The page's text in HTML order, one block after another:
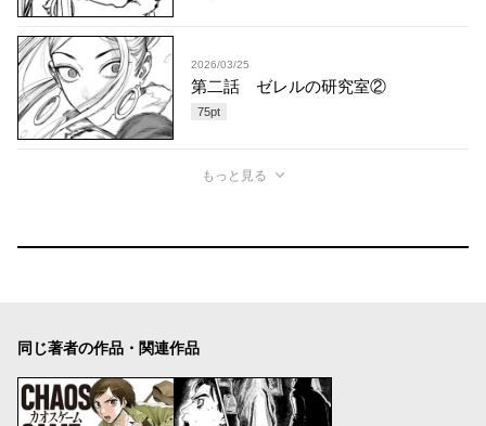
2026/03/25
第二話 ゼレルの研究室②
75pt
もっと見る
同じ著者の作品・関連作品